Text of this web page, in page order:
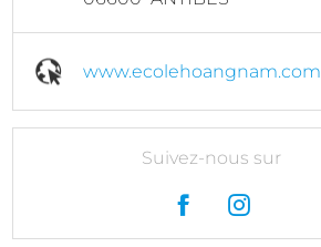
www.ecolehoangnam.com
Suivez-nous sur